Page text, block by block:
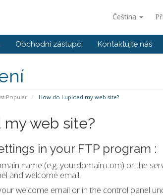
Čeština
Obchodní zástupci Kontaktujte nás
Popular How do I upload my web site?
my web site?
in your FTP program :
name (e.g. yourdomain.com) or the
and welcome email.
welcome email or in the control panel